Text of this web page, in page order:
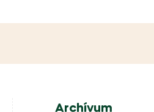
Archívum